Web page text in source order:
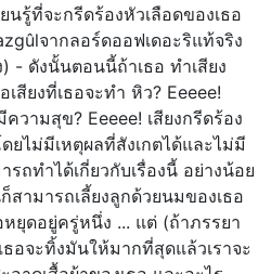
นรู้ที่จะกรีดร้องหัวเลือดของเธอ
จากลอร์ดออฟเดอะริแท้จริง
) - ดังนั้นตอนนี้ถ้าเธอ ทำเสียง
สียงที่เธอจะทำ หิว? Eeeee!
ความสุข? Eeeee! เสียงกรีดร้อง
ยไม่มีเหตุผลที่สังเกตได้และไม่มี
รถทำได้เกี่ยวกับเรื่องนี้ อย่างน้อย
สามารถเลี้ยงลูกด้วยนมของเธอ
หยุดอยู่ครู่หนึ่ง ... แต่ (ถ้าภรรยา
อจะทิ้งมันให้มากที่สุดแล้วเราจะ